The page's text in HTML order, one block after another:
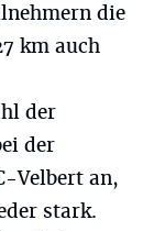
die
km auch
der
der
Velbert an,
stark.